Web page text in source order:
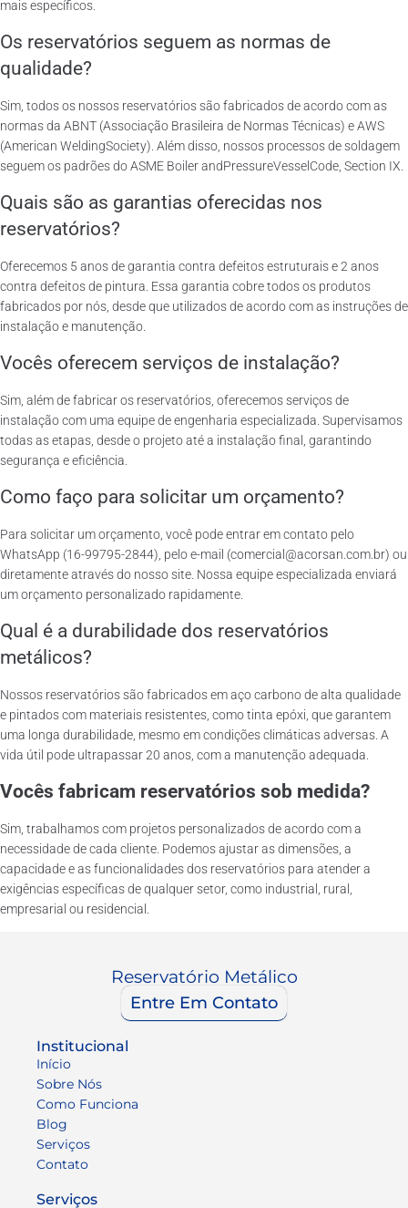
mais específicos.
Os reservatórios seguem as normas de
qualidade?
Sim, todos os nossos reservatórios são fabricados de acordo com as
normas da ABNT (Associação Brasileira de Normas Técnicas) e AWS
(American WeldingSociety). Além disso, nossos processos de soldagem
seguem os padrões do ASME Boiler andPressureVesselCode, Section IX.
Quais são as garantias oferecidas nos
reservatórios?
Oferecemos 5 anos de garantia contra defeitos estruturais e 2 anos
contra defeitos de pintura. Essa garantia cobre todos os produtos
fabricados por nós, desde que utilizados de acordo com as instruções de
instalação e manutenção.
Vocês oferecem serviços de instalação?
Sim, além de fabricar os reservatórios, oferecemos serviços de
instalação com uma equipe de engenharia especializada. Supervisamos
todas as etapas, desde o projeto até a instalação final, garantindo
segurança e eficiência.
Como faço para solicitar um orçamento?
Para solicitar um orçamento, você pode entrar em contato pelo
WhatsApp (16-99795-2844), pelo e-mail (comercial@acorsan.com.br) ou
diretamente através do nosso site. Nossa equipe especializada enviará
um orçamento personalizado rapidamente.
Qual é a durabilidade dos reservatórios
metálicos?
Nossos reservatórios são fabricados em aço carbono de alta qualidade
e pintados com materiais resistentes, como tinta epóxi, que garantem
uma longa durabilidade, mesmo em condições climáticas adversas. A
vida útil pode ultrapassar 20 anos, com a manutenção adequada.
Vocês fabricam reservatórios sob medida?
Sim, trabalhamos com projetos personalizados de acordo com a
necessidade de cada cliente. Podemos ajustar as dimensões, a
capacidade e as funcionalidades dos reservatórios para atender a
exigências específicas de qualquer setor, como industrial, rural,
empresarial ou residencial.
Reservatório Metálico
Entre Em Contato
Institucional
Início
Sobre Nós
Como Funciona
Blog
Serviços
Contato
Serviços